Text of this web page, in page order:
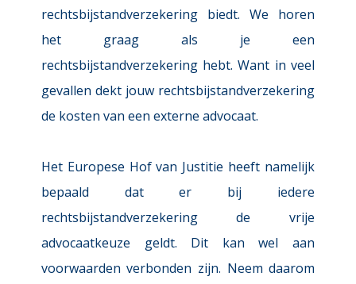
rechtsbijstandverzekering biedt. We horen
het graag als je een
rechtsbijstandverzekering hebt. Want in veel
gevallen dekt jouw rechtsbijstandverzekering
de kosten van een externe advocaat.
Het Europese Hof van Justitie heeft namelijk
bepaald dat er bij iedere
rechtsbijstandverzekering de vrije
advocaatkeuze geldt. Dit kan wel aan
voorwaarden verbonden zijn. Neem daarom